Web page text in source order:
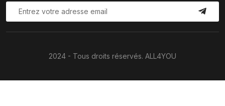
2024 - Tous droits réservés. ALL4YOU